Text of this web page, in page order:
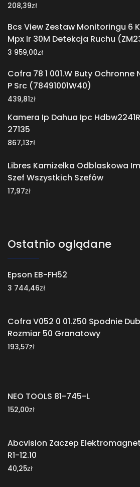
208,39zł
Bcs View Zestaw Monitoringu 6
Mpx Ir 30M Detekcja Ruchu
3 959,00zł
Cofra 78 1 001.W Buty Ochronne
P Src (78491001W40)
439,81zł
Kamera Ip Dahua Ipc
27135
867,13zł
Libres Kamizelka Odblaskowa
Szef Wszystkich Szefów
17,97zł
Ostatnio oglądane
Epson EB-FH52
3 744,46zł
Cofra V052 0 01.Z50 Spodnie
Rozmiar 50 Granatowy
193,57zł
NEO TOOLS 81-745-L
152,00zł
Abcvision Zaczep
R1-12.10
40,25zł